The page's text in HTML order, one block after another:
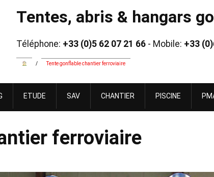
Tentes, abris & hangars
Téléphone: +33 (0)5 62 07 21 66 - Mobile: +33
/ Tente gonflable chantier ferroviaire
ETUDE SAV CHANTIER PISCINE
ferroviaire